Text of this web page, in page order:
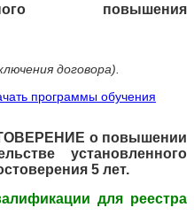
повышения
договора).
программы обучения
о повышении
установленного
5 лет.
для реестра